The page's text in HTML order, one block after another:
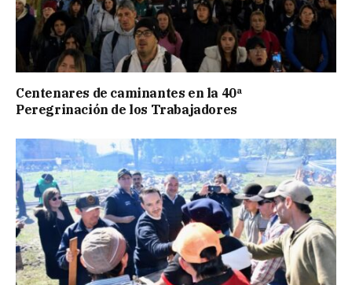
Centenares de caminantes en la 40ª
Peregrinación de los Trabajadores